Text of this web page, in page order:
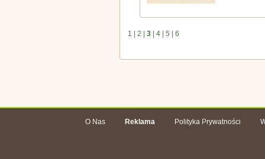
1 2 3 4 5 6
O Nas Reklama Polityka Prywatności